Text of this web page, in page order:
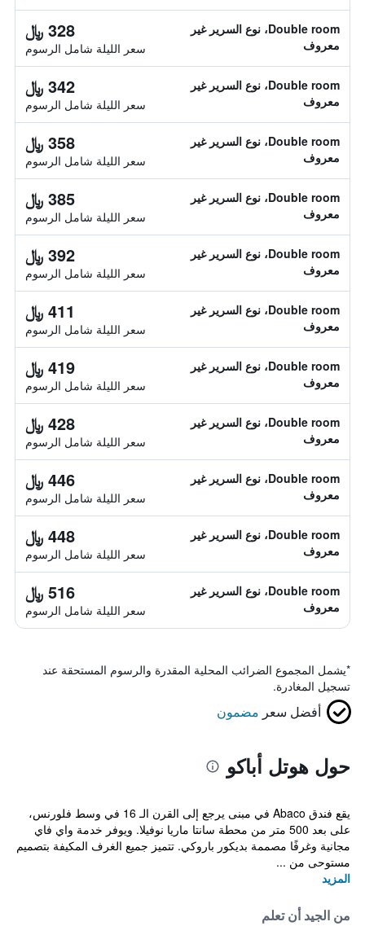
Double room، نوع السرير غير
معروف
328 ﷼
سعر الليلة شامل الرسوم
Double room، نوع السرير غير
معروف
342 ﷼
سعر الليلة شامل الرسوم
Double room، نوع السرير غير
معروف
358 ﷼
سعر الليلة شامل الرسوم
Double room، نوع السرير غير
معروف
385 ﷼
سعر الليلة شامل الرسوم
Double room، نوع السرير غير
معروف
392 ﷼
سعر الليلة شامل الرسوم
Double room، نوع السرير غير
معروف
411 ﷼
سعر الليلة شامل الرسوم
Double room، نوع السرير غير
معروف
419 ﷼
سعر الليلة شامل الرسوم
Double room، نوع السرير غير
معروف
428 ﷼
سعر الليلة شامل الرسوم
Double room، نوع السرير غير
معروف
446 ﷼
سعر الليلة شامل الرسوم
Double room، نوع السرير غير
معروف
448 ﷼
سعر الليلة شامل الرسوم
Double room، نوع السرير غير
معروف
516 ﷼
سعر الليلة شامل الرسوم
*يشمل المجموع الضرائب المحلية المقدرة والرسوم المستحقة عند
تسجيل المغادرة.
أفضل سعر مضمون
حول هوتل أباكو
يقع فندق Abaco في مبنى يرجع إلى القرن الـ 16 في وسط فلورنس،
على بعد 500 متر من محطة سانتا ماريا نوفيلا. ويوفر خدمة واي فاي
مجانية وغرفًا مصممة بديكور باروكي. تتميز جميع الغرف المكيفة بتصميم
مستوحى من ...
المزيد
من الجيد أن تعلم